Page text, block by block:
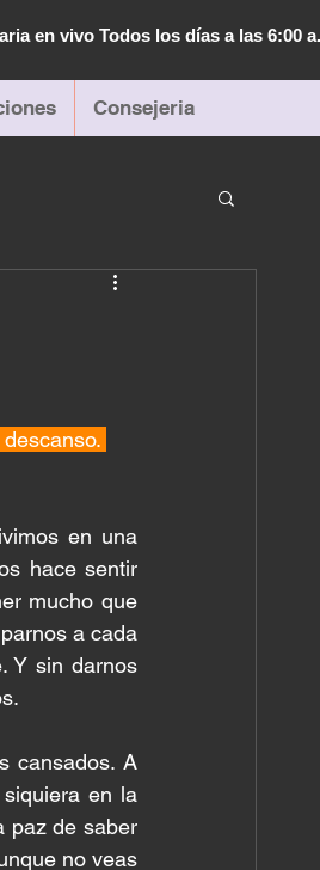
en vivo Todos los días a las 6:00
Consejeria
en una
hace sentir
mucho que
a cada
Y sin darnos
cansados. A
en la
paz de saber
no veas